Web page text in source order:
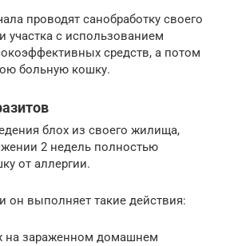
проводят санобработку своего
с использованием
средств, а потом
больную кошку.
блох из своего жилища,
2 недель полностью
от аллергии.
он выполняет такие действия:
на зараженном домашнем